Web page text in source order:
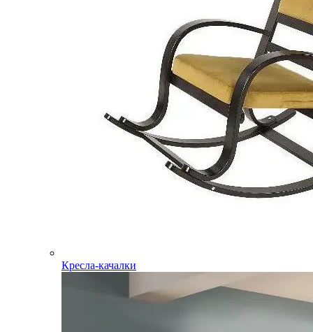
Кресла-качалки